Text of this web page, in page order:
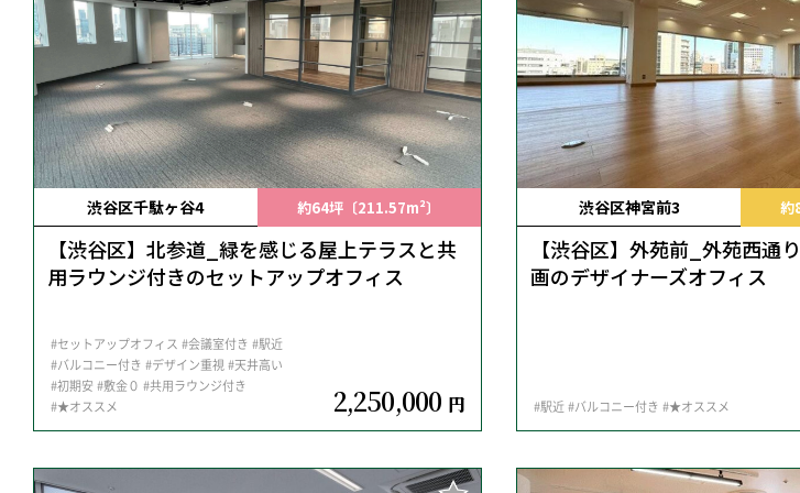
渋谷区千駄ヶ谷4 約64坪〔211.57m²〕
【渋谷区】北参道_緑を感じる屋上テラスと共
用ラウンジ付きのセットアップオフィス
#セットアップオフィス #会議室付き #駅近
#バルコニー付き #デザイン重視#天井高い
#初期安 #敷金０ #共用ラウンジ付き
#★オススメ
2,250,000 円
渋谷区神宮前3 約
【渋谷区】外苑前_外苑西通
画のデザイナーズオフィス
#駅近 #バルコニー付き #★オススメ